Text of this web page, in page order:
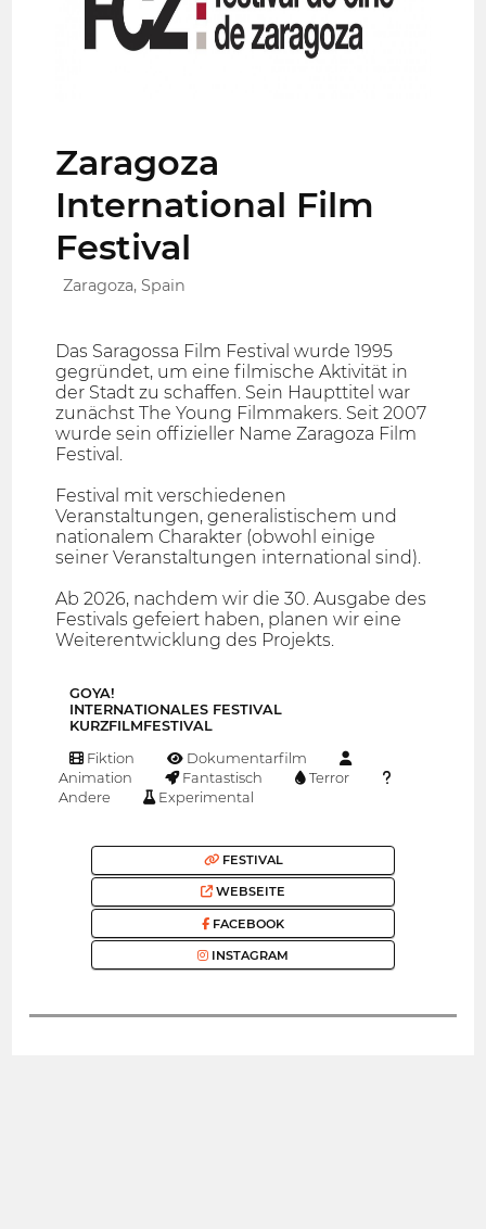
Zaragoza
International Film
Festival
Zaragoza, Spain
Das Saragossa Film Festival wurde 1995
gegründet, um eine filmische Aktivität in
der Stadt zu schaffen. Sein Haupttitel war
zunächst The Young Filmmakers. Seit 2007
wurde sein offizieller Name Zaragoza Film
Festival.
Festival mit verschiedenen
Veranstaltungen, generalistischem und
nationalem Charakter (obwohl einige
seiner Veranstaltungen international sind).
Ab 2026, nachdem wir die 30. Ausgabe des
Festivals gefeiert haben, planen wir eine
Weiterentwicklung des Projekts.
GOYA!
INTERNATIONALES FESTIVAL
KURZFILMFESTIVAL
Fiktion
Dokumentarfilm
Animation
Fantastisch
Terror
Andere
Experimental
FESTIVAL
WEBSEITE
FACEBOOK
INSTAGRAM